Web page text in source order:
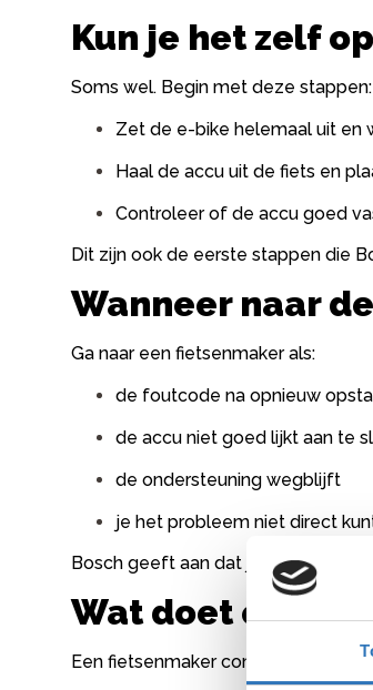
Kun je het zelf
Soms wel. Begin met deze stappen:
Zet de e-bike helemaal uit en
Haal de accu uit de fiets en
Controleer of de accu goed
Dit zijn ook de eerste stappen die
Wanneer naar
Ga naar een fietsenmaker als:
de foutcode na opnieuw
de accu niet goed lijkt aan te
de ondersteuning wegblijft
je het probleem niet direct
Bosch geeft aan dat je contact
Wat doet een
Een fietsenmaker controleert